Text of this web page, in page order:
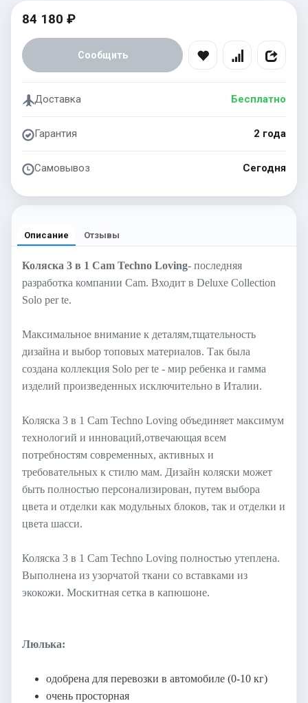
84 180 ₽
Сообщить
Доставка Бесплатно
Гарантия 2 года
Самовывоз Сегодня
Описание Отзывы
Коляска 3 в 1 Cam Techno Loving- последняя
разработка компании Cam. Входит в Deluxe Collection
Solo per te.
Максимальное внимание к деталям,тщательность
дизайна и выбор топовых материалов. Так была
создана коллекция Solo per te - мир ребенка и гамма
изделий произведенных исключительно в Италии.
Коляска 3 в 1 Cam Techno Loving объединяет максимум
технологий и инноваций,отвечающая всем
потребностям современных, активных и
требовательных к стилю мам. Дизайн коляски может
быть полностью персонализирован, путем выбора
цвета и отделки как модульных блоков, так и отделки и
цвета шасси.
Коляска 3 в 1 Cam Techno Loving полностью утеплена.
Выполнена из узорчатой ткани со вставками из
экокожи. Москитная сетка в капюшоне.
Люлька:
одобрена для перевозки в автомобиле (0-10 кг)
очень просторная